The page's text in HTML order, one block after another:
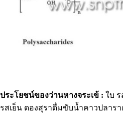
ประโยชน์ของว่านหางจระเข้ : ใบ
รสเย็น ดองสุราดื่มขับน้ำคาวปลาร